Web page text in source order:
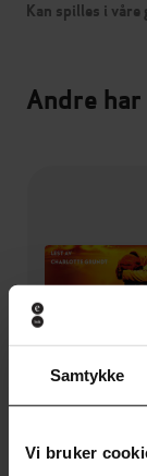
Samtykke
Vi bruker
Kan spilles i
Andre